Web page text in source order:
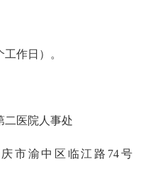
作日）。
二医院人事处
市渝中区临江路74号